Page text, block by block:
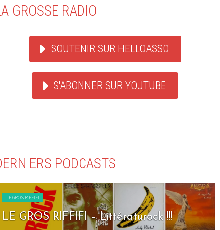
GROSSE RADIO
SOUTENIR SUR HELLOASSO
S'ABONNER SUR YOUTUBE
PODCASTS
LE GROS RIFFIFI
LE GROS RIFFIFI – Littératurock !!!